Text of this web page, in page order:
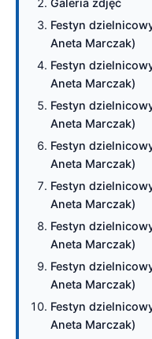
Galeria zdjęć
Festyn
Aneta Marczak)
Festyn
Aneta Marczak)
Festyn
Aneta Marczak)
Festyn
Aneta Marczak)
Festyn
Aneta Marczak)
Festyn
Aneta Marczak)
Festyn
Aneta Marczak)
Festyn
Aneta Marczak)